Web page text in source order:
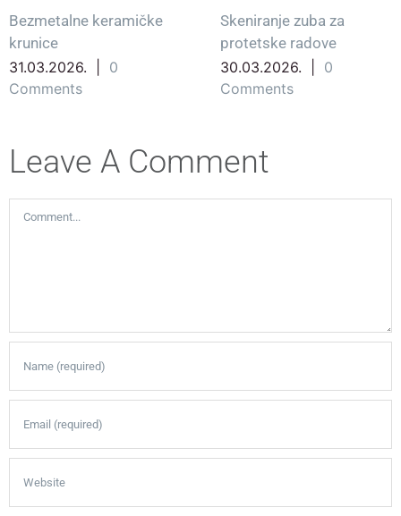
Bezmetalne keramičke
krunice
31.03.2026.
0
Comments
Skeniranje zuba za
protetske radove
30.03.2026.
0
Comments
Leave A Comment
Comment